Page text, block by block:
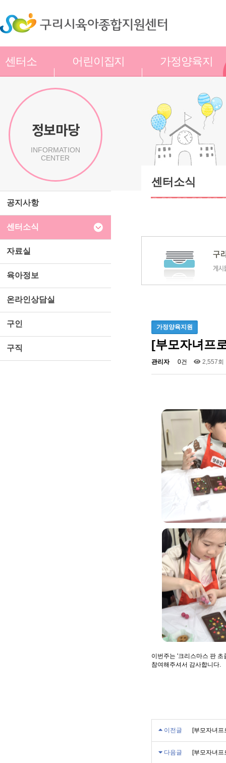
센터소
어린이집지
가정양육지
정보마당
INFORMATION
CENTER
공지사항
센터소식
자료실
육아정보
온라인상담실
구인
구직
센터소식
가정양육지원
[부모자녀프
관리자 0건 2,557회
이번주는 '크리스마스 판
참여해주셔서 감사합니다.
이전글 [부모자녀
다음글 [부모자녀